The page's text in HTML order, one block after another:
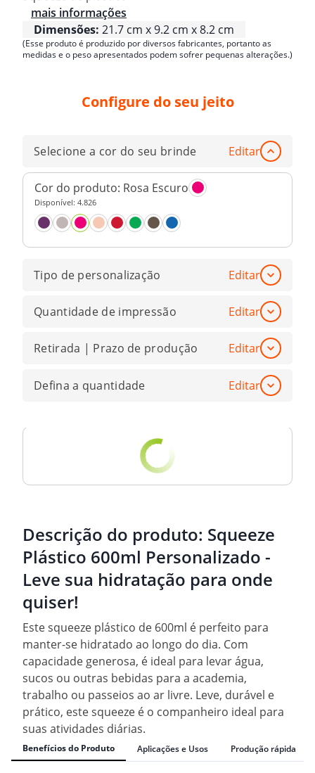
mais informações
Dimensões: 21.7 cm x 9.2 cm x 8.2 cm
(Esse produto é produzido por diversos fabricantes, portanto as
medidas e o peso apresentados podem sofrer pequenas alterações.)
Configure do seu jeito
Selecione a cor do seu brinde Editar
Cor do produto: Rosa Escuro
Disponível: 4.826
Tipo de personalização Editar
Quantidade de impressão Editar
Retirada | Prazo de produção Editar
Defina a quantidade Editar
Descrição do produto: Squeeze
Plástico 600ml Personalizado -
Leve sua hidratação para onde
quiser!
Este squeeze plástico de 600ml é perfeito para
manter-se hidratado ao longo do dia. Com
capacidade generosa, é ideal para levar água,
sucos ou outras bebidas para a academia,
trabalho ou passeios ao ar livre. Leve, durável e
prático, este squeeze é o companheiro ideal para
suas atividades diárias.
Benefícios do Produto Aplicações e Usos Produção rápida